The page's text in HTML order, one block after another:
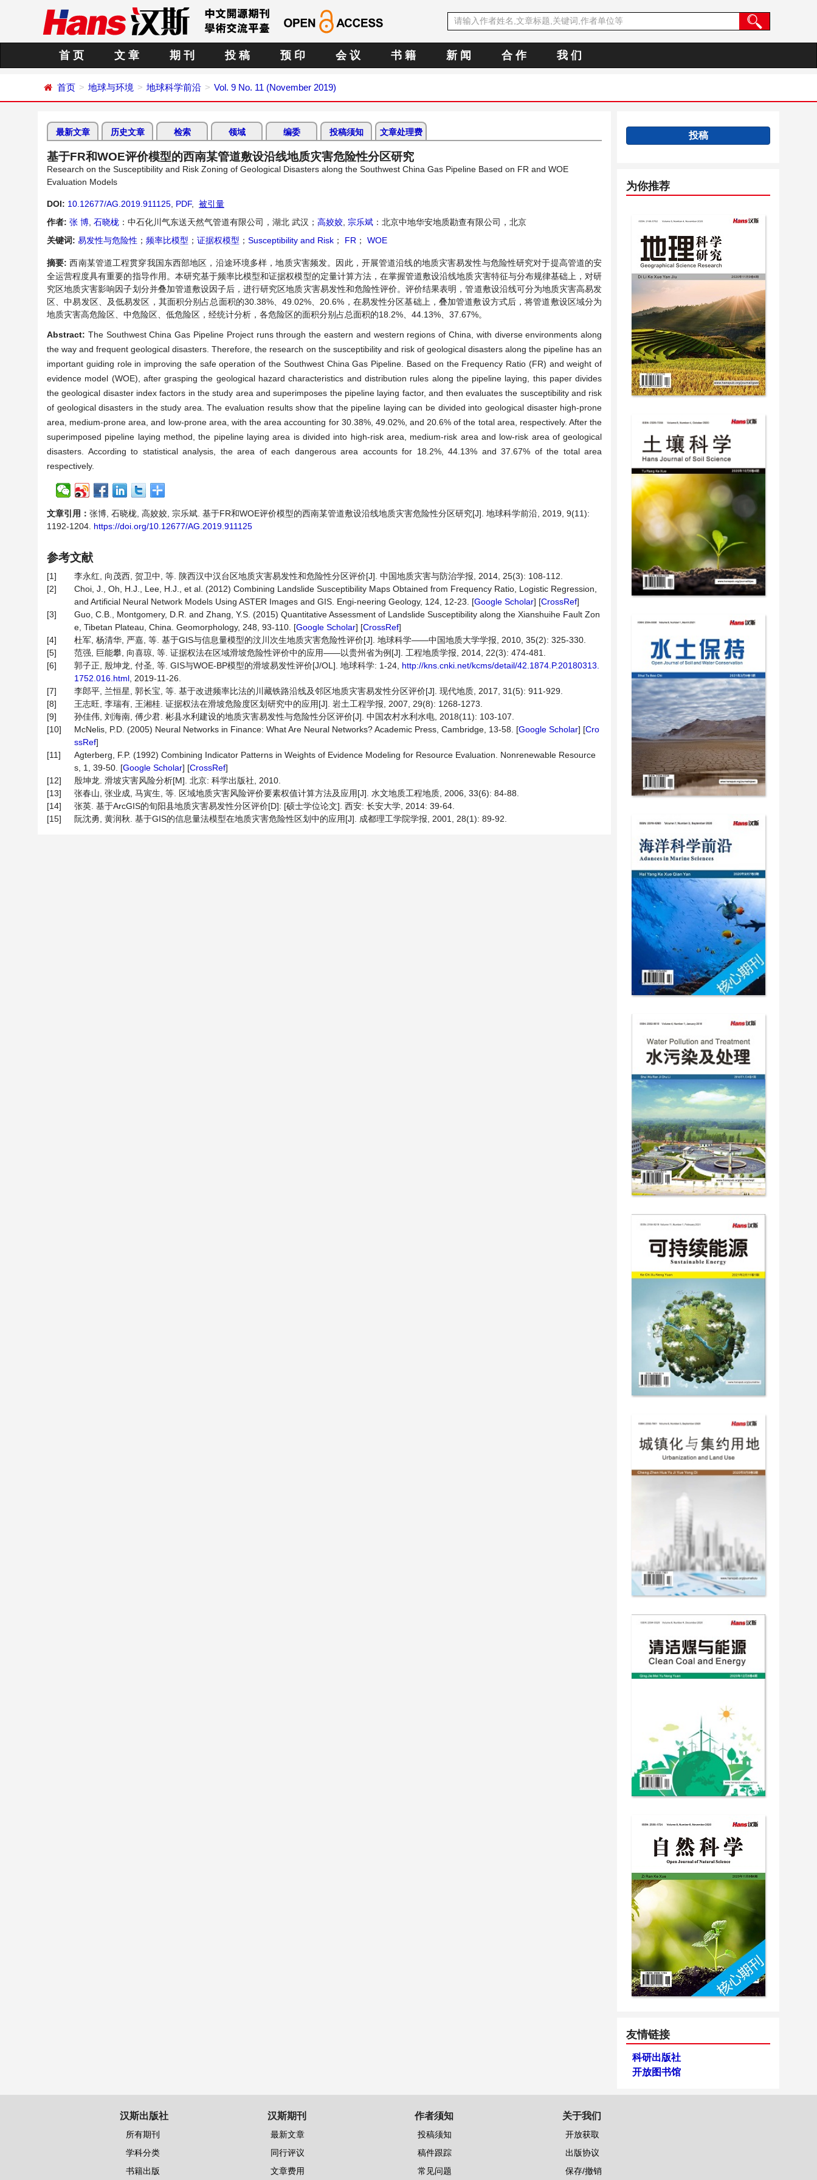
首 页 文 章 期 刊 投 稿 预 印 会 议 书 籍 新 闻 合 作 我 们
首页 地球与环境 地球科学前沿 Vol. 9 No. 11 (November 2019)
最新文章 历史文章 检索 领域 编委 投稿须知 文章处理费
基于FR和WOE评价模型的西南某管道敷设沿线地质灾害危险性分区研究
Research on the Susceptibility and Risk Zoning of Geological Disasters along the Southwest China Gas Pipeline Based on FR and WOE
Evaluation Models
DOI: 10.12677/AG.2019.911125 PDF,
被引量
作者: 张 博 石晓栊 ：中石化川气东送天然气管道有限公司，湖北 武汉； 高姣姣 宗乐斌 ：北京中地华安地质勘查有限公司，北京
关键词: 易发性与危险性 ； 频率比模型 ； 证据权模型 ； Susceptibility and Risk ； FR ； WOE
摘要:西南某管道工程贯穿我国东西部地区，沿途环境多样，地质灾害频发。因此，开展管道沿线的地质灾害易发性与危险性研究对于提高管道的安
全运营程度具有重要的指导作用。本研究基于频率比模型和证据权模型的定量计算方法，在掌握管道敷设沿线地质灾害特征与分布规律基础上，对研
究区地质灾害影响因子划分并叠加管道敷设因子后，进行研究区地质灾害易发性和危险性评价。评价结果表明，管道敷设沿线可分为地质灾害高易发
区、中易发区、及低易发区，其面积分别占总面积的30.38%、49.02%、20.6%，在易发性分区基础上，叠加管道敷设方式后，将管道敷设区域分为
地质灾害高危险区、中危险区、低危险区，经统计分析，各危险区的面积分别占总面积的18.2%、44.13%、37.67%。
Abstract: The Southwest China Gas Pipeline Project runs through the eastern and western regions of China, with diverse environments along
the way and frequent geological disasters. Therefore, the research on the susceptibility and risk of geological disasters along the pipeline has an
important guiding role in improving the safe operation of the Southwest China Gas Pipeline. Based on the Frequency Ratio (FR) and weight of
evidence model (WOE), after grasping the geological hazard characteristics and distribution rules along the pipeline laying, this paper divides
the geological disaster index factors in the study area and superimposes the pipeline laying factor, and then evaluates the susceptibility and risk
of geological disasters in the study area. The evaluation results show that the pipeline laying can be divided into geological disaster high-prone
area, medium-prone area, and low-prone area, with the area accounting for 30.38%, 49.02%, and 20.6% of the total area, respectively. After the
superimposed pipeline laying method, the pipeline laying area is divided into high-risk area, medium-risk area and low-risk area of geological
disasters. According to statistical analysis, the area of each dangerous area accounts for 18.2%, 44.13% and 37.67% of the total area
respectively.
文章引用： 张博, 石晓栊, 高姣姣, 宗乐斌. 基于FR和WOE评价模型的西南某管道敷设沿线地质灾害危险性分区研究[J]. 地球科学前沿, 2019, 9(11):
1192-1204. https://doi.org/10.12677/AG.2019.911125
参考文献
[1]
李永红, 向茂西, 贺卫中, 等. 陕西汉中汉台区地质灾害易发性和危险性分区评价[J]. 中国地质灾害与防治学报, 2014, 25(3): 108-112.
[2]
Choi, J., Oh, H.J., Lee, H.J., et al. (2012) Combining Landslide Susceptibility Maps Obtained from Frequency Ratio, Logistic Regression,
and Artificial Neural Network Models Using ASTER Images and GIS. Engi-neering Geology, 124, 12-23. [Google Scholar] [CrossRef]
[3]
Guo, C.B., Montgomery, D.R. and Zhang, Y.S. (2015) Quantitative Assessment of Landslide Susceptibility along the Xianshuihe Fault Zon
e, Tibetan Plateau, China. Geomorphology, 248, 93-110. [Google Scholar] [CrossRef]
[4]
杜军, 杨清华, 严嘉, 等. 基于GIS与信息量模型的汶川次生地质灾害危险性评价[J]. 地球科学——中国地质大学学报, 2010, 35(2): 325-330.
[5]
范强, 巨能攀, 向喜琼, 等. 证据权法在区域滑坡危险性评价中的应用——以贵州省为例[J]. 工程地质学报, 2014, 22(3): 474-481.
[6]
郭子正, 殷坤龙, 付圣, 等. GIS与WOE-BP模型的滑坡易发性评价[J/OL]. 地球科学: 1-24, http://kns.cnki.net/kcms/detail/42.1874.P.20180313.
1752.016.html , 2019-11-26.
[7]
李郎平, 兰恒星, 郭长宝, 等. 基于改进频率比法的川藏铁路沿线及邻区地质灾害易发性分区评价[J]. 现代地质, 2017, 31(5): 911-929.
[8]
王志旺, 李瑞有, 王湘桂. 证据权法在滑坡危险度区划研究中的应用[J]. 岩土工程学报, 2007, 29(8): 1268-1273.
[9]
孙佳伟, 刘海南, 傅少君. 彬县水利建设的地质灾害易发性与危险性分区评价[J]. 中国农村水利水电, 2018(11): 103-107.
[10]
McNelis, P.D. (2005) Neural Networks in Finance: What Are Neural Networks? Academic Press, Cambridge, 13-58. [Google Scholar] [Cro
ssRef]
[11]
Agterberg, F.P. (1992) Combining Indicator Patterns in Weights of Evidence Modeling for Resource Evaluation. Nonrenewable Resource
s, 1, 39-50. [Google Scholar] [CrossRef]
[12]
殷坤龙. 滑坡灾害风险分析[M]. 北京: 科学出版社, 2010.
[13]
张春山, 张业成, 马寅生, 等. 区域地质灾害风险评价要素权值计算方法及应用[J]. 水文地质工程地质, 2006, 33(6): 84-88.
[14]
张英. 基于ArcGIS的旬阳县地质灾害易发性分区评价[D]: [硕士学位论文]. 西安: 长安大学, 2014: 39-64.
[15]
阮沈勇, 黄润秋. 基于GIS的信息量法模型在地质灾害危险性区划中的应用[J]. 成都理工学院学报, 2001, 28(1): 89-92.
投稿
为你推荐
友情链接
科研出版社
开放图书馆
汉斯出版社
所有期刊
学科分类
书籍出版
汉斯期刊
最新文章
同行评议
文章费用
作者须知
投稿须知
稿件跟踪
常见问题
关于我们
开放获取
出版协议
保存/撤销